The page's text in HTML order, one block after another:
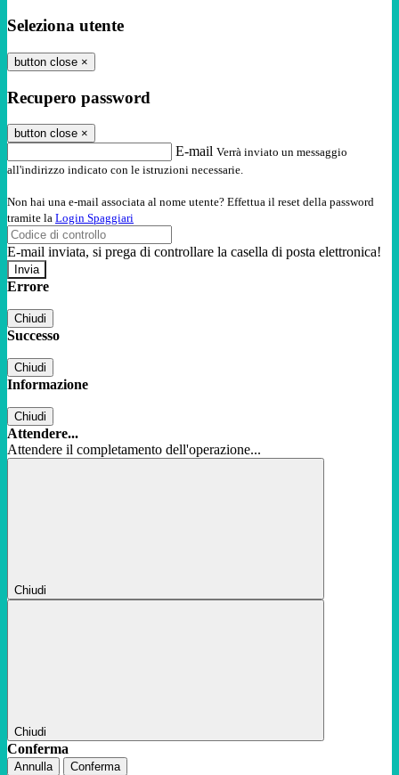
Seleziona utente
button close ×
Recupero password
button close ×
E-mail Verrà inviato un messaggio
all'indirizzo indicato con le istruzioni necessarie.
Non hai una e-mail associata al nome utente? Effettua il reset della password
tramite la Login Spaggiari
E-mail inviata, si prega di controllare la casella di posta elettronica!
Errore
Chiudi
Successo
Chiudi
Informazione
Chiudi
Attendere...
Attendere il completamento dell'operazione...
Chiudi
Chiudi
Conferma
Annulla Conferma